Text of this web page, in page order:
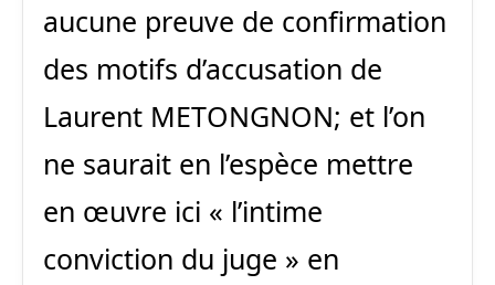
aucune preuve de confirmation
des motifs d’accusation de
Laurent METONGNON; et l’on
ne saurait en l’espèce mettre
en œuvre ici « l’intime
conviction du juge » en